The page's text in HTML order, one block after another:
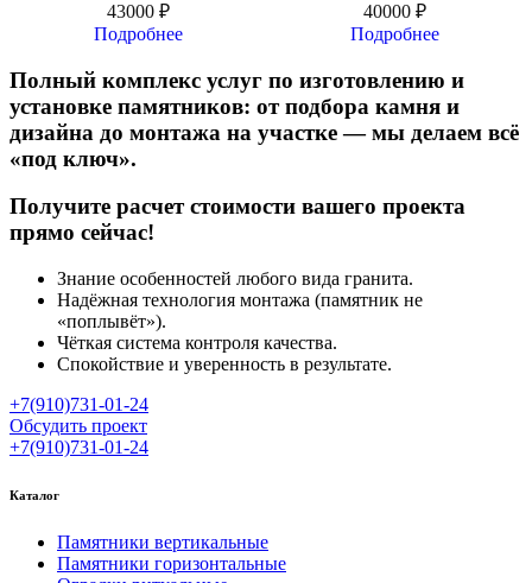
43000 ₽
Подробнее
40000 ₽
Подробнее
Полный комплекс услуг по изготовлению и
установке памятников: от подбора камня и
дизайна до монтажа на участке — мы делаем всё
«под ключ».
Получите расчет стоимости вашего проекта
прямо сейчас!
Знание особенностей любого вида гранита.
Надёжная технология монтажа (памятник не
«поплывёт»).
Чёткая система контроля качества.
Спокойствие и уверенность в результате.
+7(910)731-01-24
Обсудить проект
+7(910)731-01-24
Каталог
Памятники вертикальные
Памятники горизонтальные